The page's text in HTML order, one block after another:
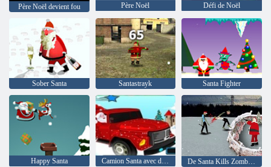
Père Noël devient fou Père Noël Défi de Noël
Sober Santa Santastrayk Santa Fighter
Happy Santa Camion Santa avec des cadeaux De Santa Kills Zombies 2